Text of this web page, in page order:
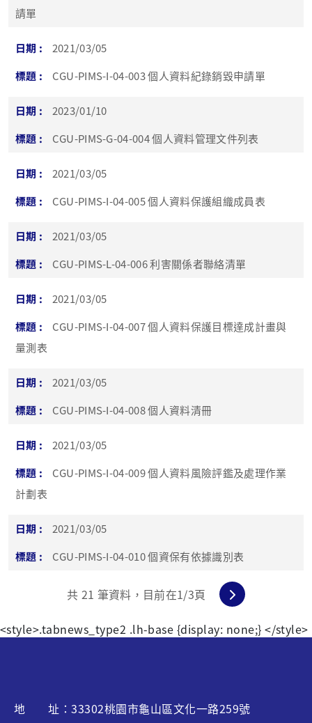
請單
2021/03/05
CGU-PIMS-I-04-003 個人資料紀錄銷毀申請單
2023/01/10
CGU-PIMS-G-04-004 個人資料管理文件列表
2021/03/05
CGU-PIMS-I-04-005 個人資料保護組織成員表
2021/03/05
CGU-PIMS-L-04-006 利害關係者聯絡清單
2021/03/05
CGU-PIMS-I-04-007 個人資料保護目標達成計畫與
量測表
2021/03/05
CGU-PIMS-I-04-008 個人資料清冊
2021/03/05
CGU-PIMS-I-04-009 個人資料風險評鑑及處理作業
計劃表
2021/03/05
CGU-PIMS-I-04-010 個資保有依據識別表
共21 筆資料，目前在1/3頁
<style>.tabnews_type2 .lh-base {display: none;} </style>
地 址：33302桃園市龜山區文化一路259號